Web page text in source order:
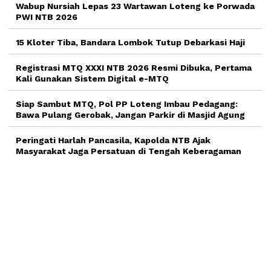
Wabup Nursiah Lepas 23 Wartawan Loteng ke Porwada
PWI NTB 2026
15 Kloter Tiba, Bandara Lombok Tutup Debarkasi Haji
Registrasi MTQ XXXI NTB 2026 Resmi Dibuka, Pertama
Kali Gunakan Sistem Digital e-MTQ
Siap Sambut MTQ, Pol PP Loteng Imbau Pedagang:
Bawa Pulang Gerobak, Jangan Parkir di Masjid Agung
Peringati Harlah Pancasila, Kapolda NTB Ajak
Masyarakat Jaga Persatuan di Tengah Keberagaman